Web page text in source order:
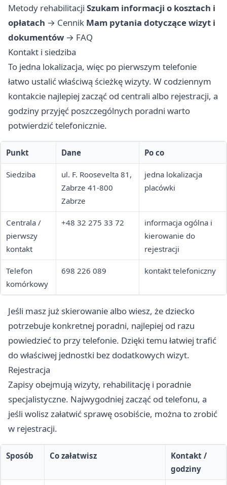
Metody rehabilitacji Szukam informacji o kosztach i
opłatach → Cennik Mam pytania dotyczące wizyt i
dokumentów → FAQ
Kontakt i siedziba
To jedna lokalizacja, więc po pierwszym telefonie
łatwo ustalić właściwą ścieżkę wizyty. W codziennym
kontakcie najlepiej zacząć od centrali albo rejestracji, a
godziny przyjęć poszczególnych poradni warto
potwierdzić telefonicznie.
Punkt Dane Po co
Siedziba
ul. F. Roosevelta 81,
Zabrze 41-800
Zabrze
jedna lokalizacja
placówki
Centrala /
pierwszy
kontakt
+48 32 275 33 72
informacja ogólna i
kierowanie do
rejestracji
Telefon
komórkowy
698 226 089 kontakt telefoniczny
Jeśli masz już skierowanie albo wiesz, że dziecko
potrzebuje konkretnej poradni, najlepiej od razu
powiedzieć to przy telefonie. Dzięki temu łatwiej trafić
do właściwej jednostki bez dodatkowych wizyt.
Rejestracja
Zapisy obejmują wizyty, rehabilitację i poradnie
specjalistyczne. Najwygodniej zacząć od telefonu, a
jeśli wolisz załatwić sprawę osobiście, można to zrobić
w rejestracji.
Sposób Co załatwisz
Kontakt /
godziny